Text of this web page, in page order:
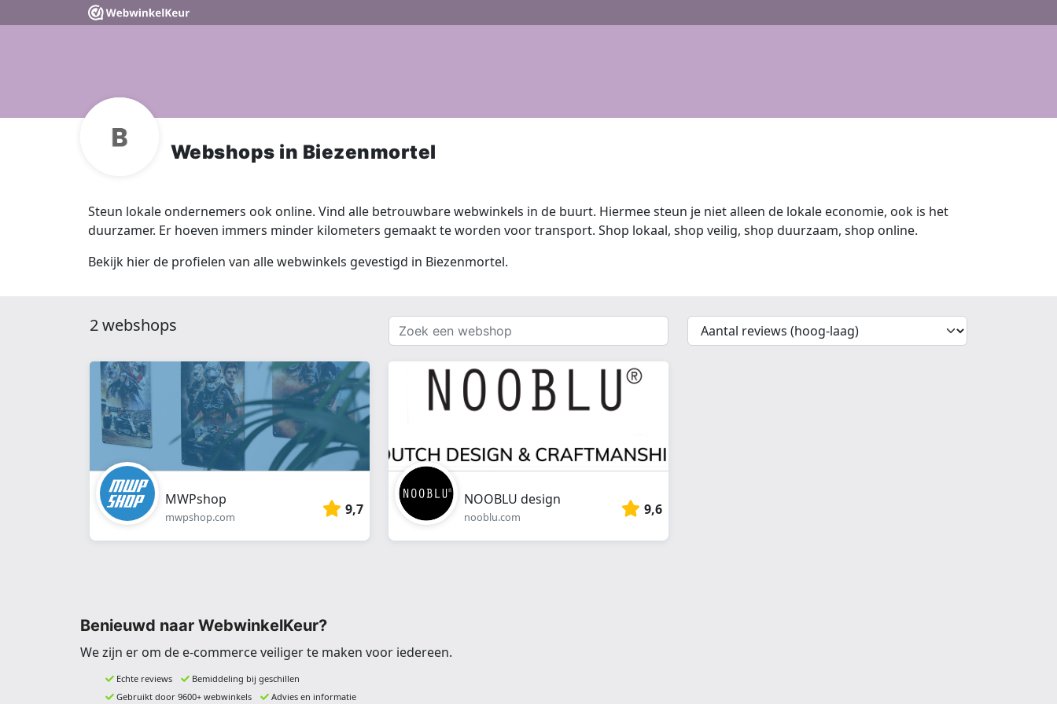
Webshops in Biezenmortel
Steun lokale ondernemers ook online. Vind alle betrouwbare webwinkels in de buurt. Hiermee steun je niet alleen de lokale economie, ook is het
duurzamer. Er hoeven immers minder kilometers gemaakt te worden voor transport. Shop lokaal, shop veilig, shop duurzaam, shop online.
Bekijk hier de profielen van alle webwinkels gevestigd in Biezenmortel.
2 webshops
Zoek
een
webshop
{{
__('Sort')
MWPshop
mwpshop.com 9,7
NOOBLU design
nooblu.com 9,6
Benieuwd naar WebwinkelKeur?
We zijn er om de e-commerce veiliger te maken voor iedereen.
Echte reviews
Bemiddeling bij geschillen
Gebruikt door 9600+ webwinkels
Advies en informatie